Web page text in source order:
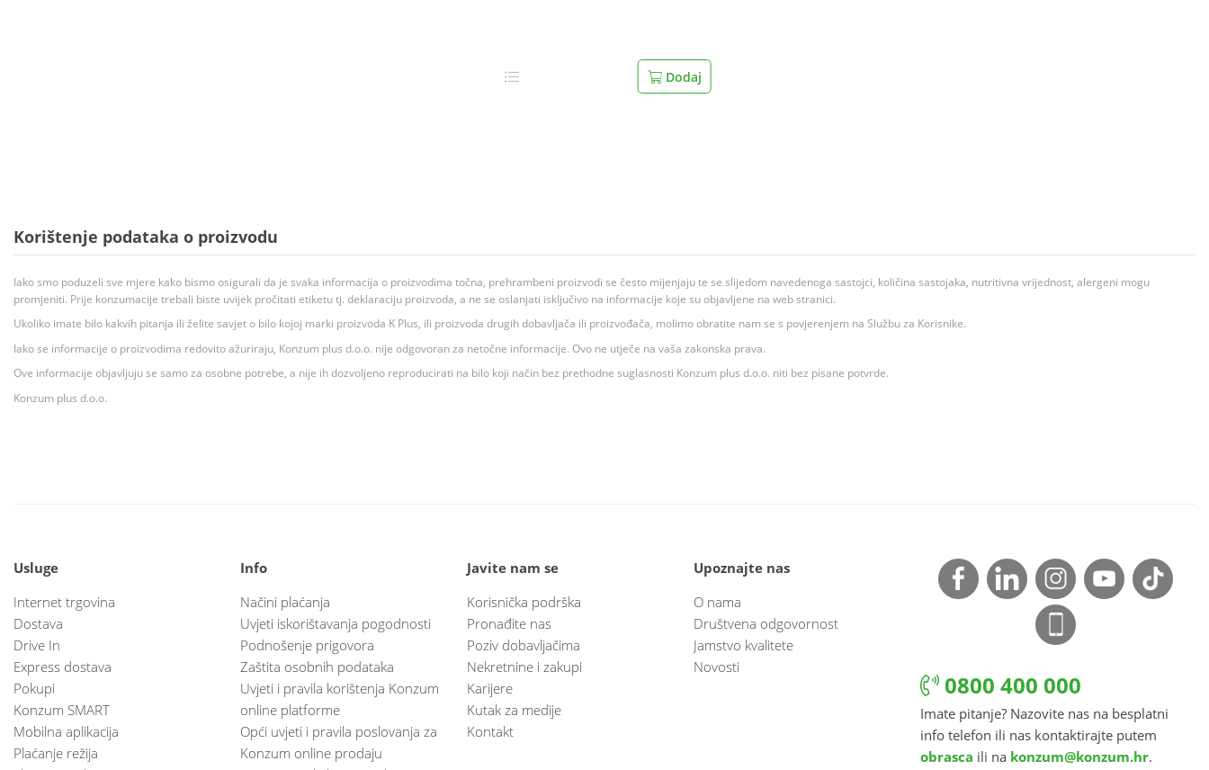
Dodaj
Korištenje podataka o proizvodu
Iako smo poduzeli sve mjere kako bismo osigurali da je svaka informacija o proizvodima točna, prehrambeni proizvodi se često mijenjaju te se slijedom navedenoga sastojci, količina sastojaka, nutritivna vrijednost, alergeni mogu
promjeniti. Prije konzumacije trebali biste uvijek pročitati etiketu tj. deklaraciju proizvoda, a ne se oslanjati isključivo na informacije koje su objavljene na web stranici.
Ukoliko imate bilo kakvih pitanja ili želite savjet o bilo kojoj marki proizvoda K Plus, ili proizvoda drugih dobavljača ili proizvođača, molimo obratite nam se s povjerenjem na Službu za Korisnike.
Iako se informacije o proizvodima redovito ažuriraju, Konzum plus d.o.o. nije odgovoran za netočne informacije. Ovo ne utječe na vaša zakonska prava.
Ove informacije objavljuju se samo za osobne potrebe, a nije ih dozvoljeno reproducirati na bilo koji način bez prethodne suglasnosti Konzum plus d.o.o. niti bez pisane potvrde.
Konzum plus d.o.o.
Usluge
Internet trgovina
Dostava
Drive In
Express dostava
Pokupi
Konzum SMART
Mobilna aplikacija
Plaćanje režija
Info
Načini plaćanja
Uvjeti iskorištavanja pogodnosti
Podnošenje prigovora
Zaštita osobnih podataka
Uvjeti i pravila korištenja Konzum
online platforme
Opći uvjeti i pravila poslovanja za
Konzum online prodaju
Javite nam se
Korisnička podrška
Pronađite nas
Poziv dobavljačima
Nekretnine i zakupi
Karijere
Kutak za medije
Kontakt
Upoznajte nas
O nama
Društvena odgovornost
Jamstvo kvalitete
Novosti
0800 400 000
Imate pitanje? Nazovite nas na besplatni
info telefon ili nas kontaktirajte putem
obrasca ili na konzum@konzum.hr.